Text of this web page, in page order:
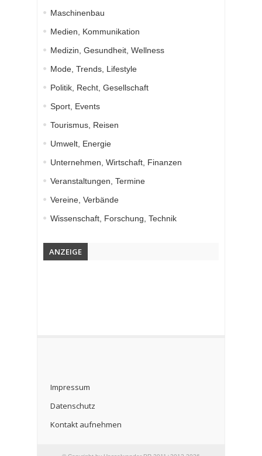
Maschinenbau
Medien, Kommunikation
Medizin, Gesundheit, Wellness
Mode, Trends, Lifestyle
Politik, Recht, Gesellschaft
Sport, Events
Tourismus, Reisen
Umwelt, Energie
Unternehmen, Wirtschaft, Finanzen
Veranstaltungen, Termine
Vereine, Verbände
Wissenschaft, Forschung, Technik
ANZEIGE
Impressum
Datenschutz
Kontakt aufnehmen